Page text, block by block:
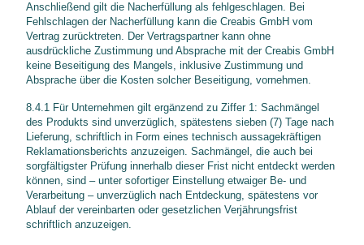
Anschließend gilt die Nacherfüllung als fehlgeschlagen. Bei
Fehlschlagen der Nacherfüllung kann die Creabis GmbH vom
Vertrag zurücktreten. Der Vertragspartner kann ohne
ausdrückliche Zustimmung und Absprache mit der Creabis GmbH
keine Beseitigung des Mangels, inklusive Zustimmung und
Absprache über die Kosten solcher Beseitigung, vornehmen.
8.4.1 Für Unternehmen gilt ergänzend zu Ziffer 1: Sachmängel
des Produkts sind unverzüglich, spätestens sieben (7) Tage nach
Lieferung, schriftlich in Form eines technisch aussagekräftigen
Reklamationsberichts anzuzeigen. Sachmängel, die auch bei
sorgfältigster Prüfung innerhalb dieser Frist nicht entdeckt werden
können, sind – unter sofortiger Einstellung etwaiger Be- und
Verarbeitung – unverzüglich nach Entdeckung, spätestens vor
Ablauf der vereinbarten oder gesetzlichen Verjährungsfrist
schriftlich anzuzeigen.